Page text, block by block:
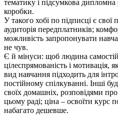
тематику і підсумкова дипломна
коробки.
У такого хобі по підписці є
аудиторія передплатників;
можливість запропонувати
не чув.
Є й мінуси: щоб людина
цілеспрямованість і мотивація,
вид навчання підходить для
постійному спілкуванні. Інші
своїх домашніх, розповідями
цьому раді; ціна – освоїти курс
набагато дешевше.